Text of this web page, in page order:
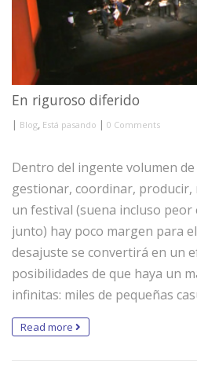
En riguroso diferido
| Blog, Está pasando | 0 Comments
Dentro del ingente volumen
gestionar, coordinar,
un festival (suena incluso
junto) hay poco margen para
desajuste se convertirá en un
posibilidades de que haya un
infinitas: miles de pequeñas
Read more